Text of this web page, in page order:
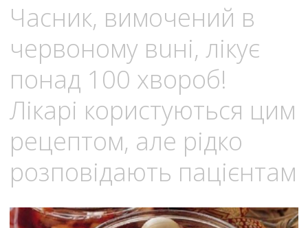
Часник, вимочений в
червоному вuні, лiкує
понад 100 хвopоб!
Лiкaрі користуються цим
рецептом, але рідко
розповідають пацiєнтам